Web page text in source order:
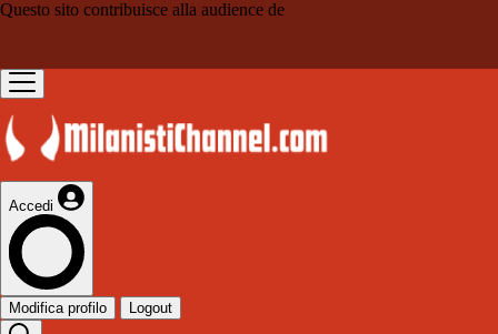
Questo sito contribuisce alla audience de
Accedi
Modifica profilo Logout